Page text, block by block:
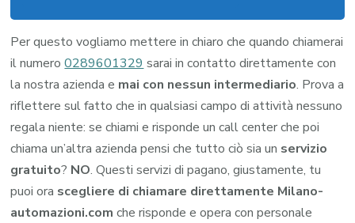
Per questo vogliamo mettere in chiaro che quando chiamerai
il numero0289601329 sarai in contatto direttamente con
la nostra azienda e mai con nessun intermediario. Prova a
riflettere sul fatto che in qualsiasi campo di attività nessuno
regala niente: se chiami e risponde un call center che poi
chiama un’altra azienda pensi che tutto ciò sia un servizio
gratuito? NO. Questi servizi di pagano, giustamente, tu
puoi ora scegliere di chiamare direttamente Milano-
automazioni.com che risponde e opera con personale